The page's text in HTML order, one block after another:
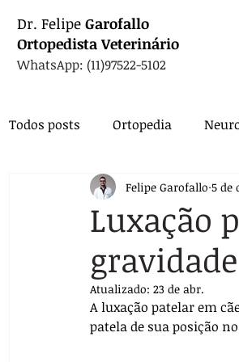
Dr. Felipe Garofallo
Ortopedista Veterinário
WhatsApp: (11)97522-5102
Todos posts Ortopedia
Animais Exóticos Medicina
Endocrinologia Infectologia
Exames
Luxação
Felipe Garofallo 5 de
Atualizado: 23 de abr.
A luxação patelar em
patela de sua posição